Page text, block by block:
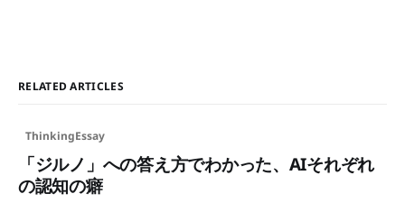
RELATED ARTICLES
ThinkingEssay
「ジルノ」への答え方でわかった、AIそれぞれ
の認知の癖